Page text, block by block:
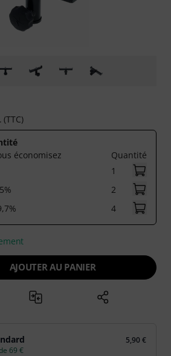
économisez
Quantité
1
2
4
AJOUTER AU PANIER
5,90 €
69 €